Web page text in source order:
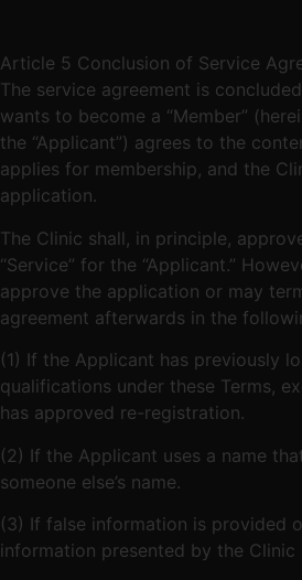
Article 5 Conclusion of Service
The service agreement is
wants to become a “Member”
the “Applicant”) agrees to the
applies for membership, and the
application.
The Clinic shall, in principle,
“Service” for the “Applicant.”
approve the application or may
agreement afterwards in the
(1) If the Applicant has previously
qualifications under these Terms,
has approved re-registration.
(2) If the Applicant uses a name
someone else’s name.
(3) If false information is provided
information presented by the Clinic